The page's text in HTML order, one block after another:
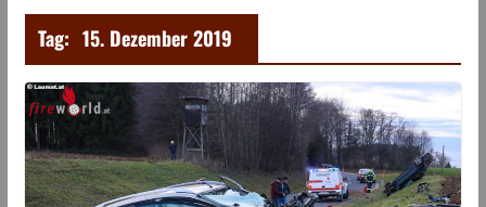
Tag: 15. Dezember 2019